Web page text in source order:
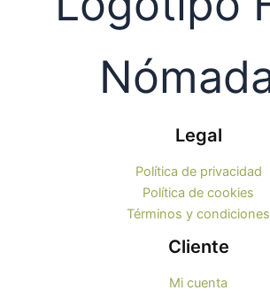
de
producto
Legal
Política de privacidad
Política de cookies
Términos y condiciones
Cliente
Mi cuenta